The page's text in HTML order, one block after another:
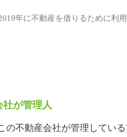
年に不動産を借りるために利用
が管理人
の不動産会社が管理してい